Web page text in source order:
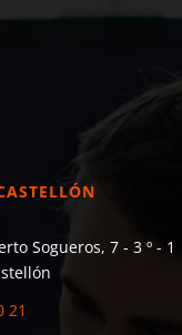
Sogueros, 7 - 3 º - 1
21